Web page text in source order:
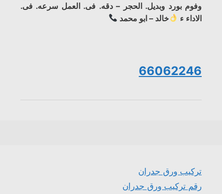
وفوم بورد وبديل. الحجر – دقه. فى. العمل سرعه. فى.
الاداء ء
خالد – ابو محمد
66062246
تركيب ورق جدران
رقم تركيب ورق جدران